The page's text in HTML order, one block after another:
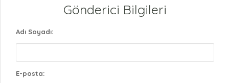
Gönderici Bilgileri
Adı Soyadı:
E-posta: